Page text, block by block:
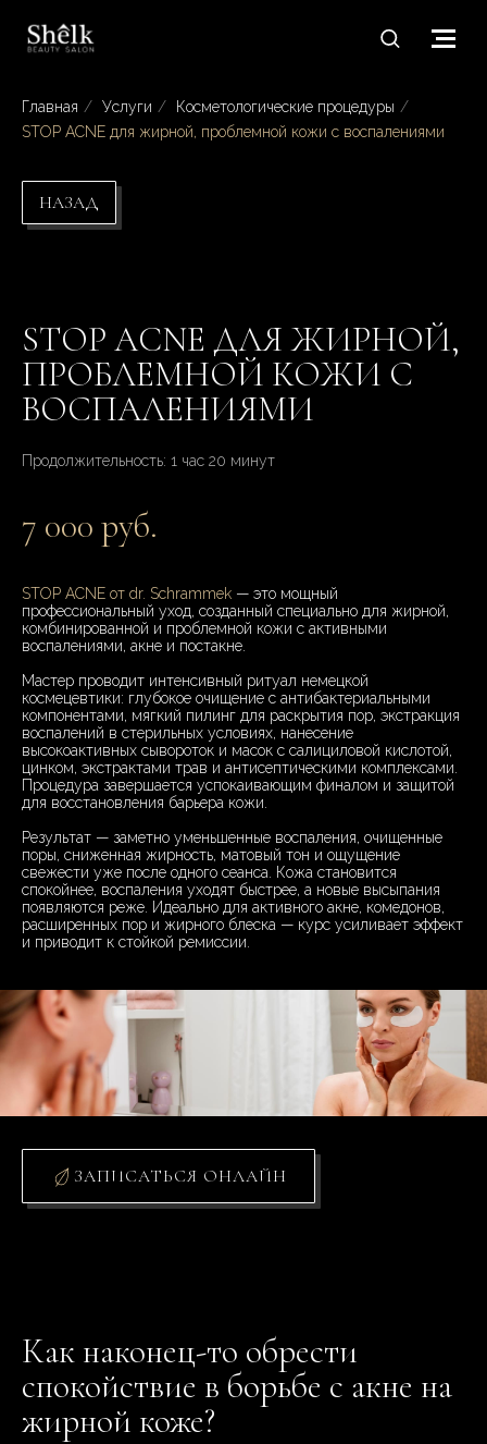
Главная / Услуги / Косметологические процедуры /
STOP ACNE для жирной, проблемной кожи с воспалениями
НАЗАД
STOP ACNE ДЛЯ ЖИРНОЙ,
ПРОБЛЕМНОЙ КОЖИ С
ВОСПАЛЕНИЯМИ
Продолжительность: 1 час 20 минут
7 000 руб.
STOP ACNE от dr. Schrammek — это мощный
профессиональный уход, созданный специально для жирной,
комбинированной и проблемной кожи с активными
воспалениями, акне и постакне.
Мастер проводит интенсивный ритуал немецкой
космецевтики: глубокое очищение с антибактериальными
компонентами, мягкий пилинг для раскрытия пор, экстракция
воспалений в стерильных условиях, нанесение
высокоактивных сывороток и масок с салициловой кислотой,
цинком, экстрактами трав и антисептическими комплексами.
Процедура завершается успокаивающим финалом и защитой
для восстановления барьера кожи.
Результат — заметно уменьшенные воспаления, очищенные
поры, сниженная жирность, матовый тон и ощущение
свежести уже после одного сеанса. Кожа становится
спокойнее, воспаления уходят быстрее, а новые высыпания
появляются реже. Идеально для активного акне, комедонов,
расширенных пор и жирного блеска — курс усиливает эффект
и приводит к стойкой ремиссии.
ЗАПИСАТЬСЯ ОНЛАЙН
Как наконец-то обрести
спокойствие в борьбе с акне на
жирной коже?